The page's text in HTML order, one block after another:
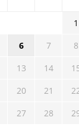
1
6 7 8
13 14
20 21
27 28